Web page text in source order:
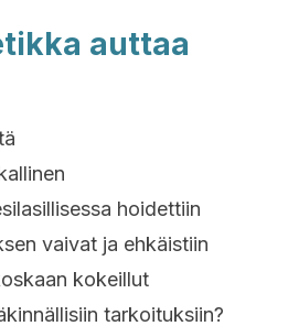
auttaa
hoidettiin
vaivat ja ehkäistiin
kokeillut
tarkoituksiin?